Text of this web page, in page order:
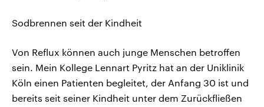
Sodbrennen seit der Kindheit
Von Reflux können auch junge Menschen betroffen
sein. Mein Kollege Lennart Pyritz hat an der Uniklinik
Köln einen Patienten begleitet, der Anfang 30 ist und
bereits seit seiner Kindheit unter dem Zurückfließen